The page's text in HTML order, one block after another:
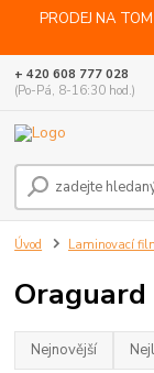
PRODEJ NA
+ 420 608 777 028
(Po-Pá, 8-16:30 hod.)
Úvod Laminovací
Nejnovější